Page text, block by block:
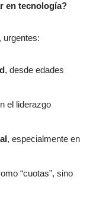
en tecnología?
urgentes:
, desde edades
el liderazgo
, especialmente en
“cuotas”, sino